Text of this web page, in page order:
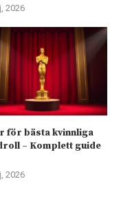
2026
för bästa kvinnliga
– Komplett guide
2026